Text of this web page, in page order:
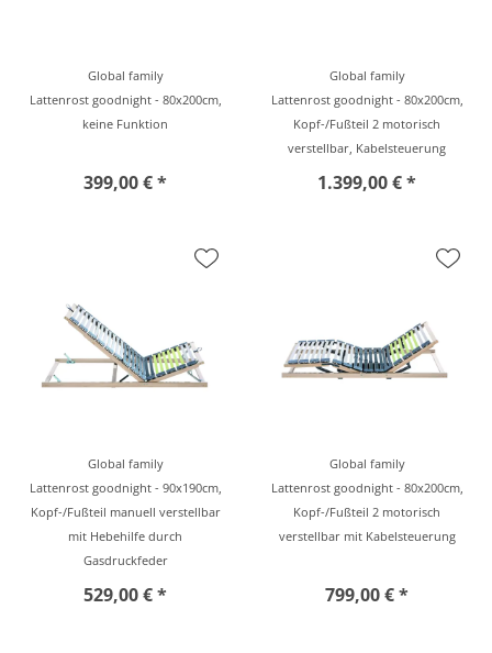
Global family
Lattenrost goodnight - 80x200cm,
keine Funktion
399,00 € *
Global family
Lattenrost goodnight - 80x200cm,
Kopf-/Fußteil 2 motorisch
verstellbar, Kabelsteuerung
1.399,00 € *
Global family
Lattenrost goodnight - 90x190cm,
Kopf-/Fußteil manuell verstellbar
mit Hebehilfe durch
Gasdruckfeder
529,00 € *
Global family
Lattenrost goodnight - 80x200cm,
Kopf-/Fußteil 2 motorisch
verstellbar mit Kabelsteuerung
799,00 € *